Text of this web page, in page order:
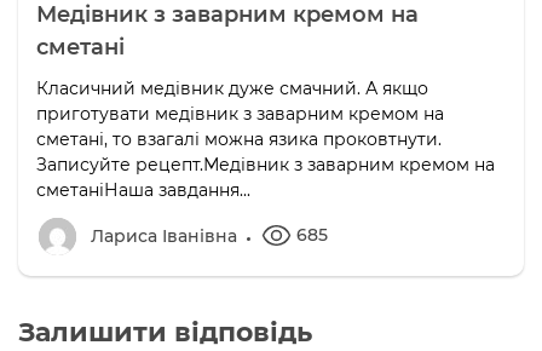
Медівник з заварним кремом на
сметані
Класичний медівник дуже смачний. А якщо
приготувати медівник з заварним кремом на
сметані, то взагалі можна язика проковтнути.
Записуйте рецепт.Медівник з заварним кремом на
сметаніНаша завдання...
Лариса Іванівна 685
Залишити відповідь